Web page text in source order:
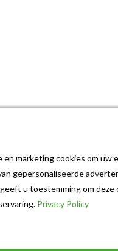
marketing cookies om uw
gepersonaliseerde
u toestemming om deze
Privacy Policy